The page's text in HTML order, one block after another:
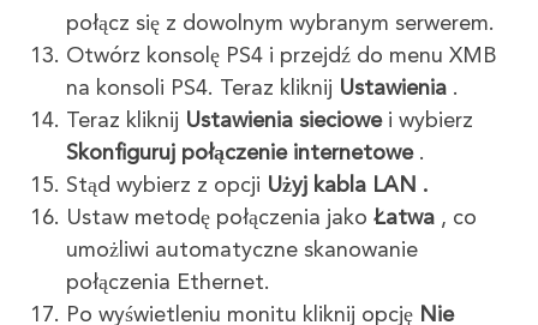
połącz się z dowolnym wybranym serwerem.
Otwórz konsolę PS4 i przejdź do menu XMB
na konsoli PS4. Teraz kliknij Ustawienia .
Teraz kliknij Ustawienia sieciowe i wybierz
Skonfiguruj połączenie internetowe .
Stąd wybierz z opcji Użyj kabla LAN .
Ustaw metodę połączenia jako Łatwa , co
umożliwi automatyczne skanowanie
połączenia Ethernet.
Po wyświetleniu monitu kliknij opcję Nie